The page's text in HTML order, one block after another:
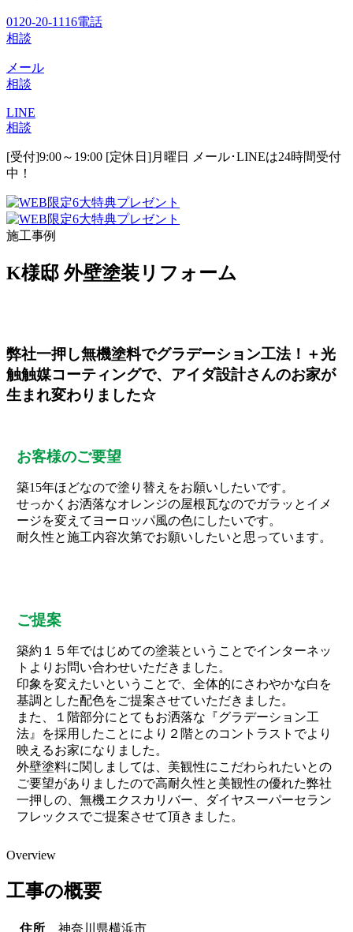
0120-20-1116電話
相談
メール
相談
LINE
相談
[受付]9:00～19:00 [定休日]月曜日
メール･LINEは24時間受付
中！
施工事例
K様邸 外壁塗装リフォーム
弊社一押し無機塗料でグラデーション工法！＋光
触触媒コーティングで、アイダ設計さんのお家が
生まれ変わりました☆
お客様のご要望
築15年ほどなので塗り替えをお願いしたいです。
せっかくお洒落なオレンジの屋根瓦なのでガラッとイメ
ージを変えてヨーロッパ風の色にしたいです。
耐久性と施工内容次第でお願いしたいと思っています。
ご提案
築約１５年ではじめての塗装ということでインターネッ
トよりお問い合わせいただきました。
印象を変えたいということで、全体的にさわやかな白を
基調とした配色をご提案させていただきました。
また、１階部分にとてもお洒落な『グラデーション工
法』を採用したことにより２階とのコントラストでより
映えるお家になりました。
外壁塗料に関しましては、美観性にこだわられたいとの
ご要望がありましたので高耐久性と美観性の優れた弊社
一押しの、無機エクスカリバー、ダイヤスーパーセラン
フレックスでご提案させて頂きました。
Overview
工事の概要
住所
神奈川県横浜市